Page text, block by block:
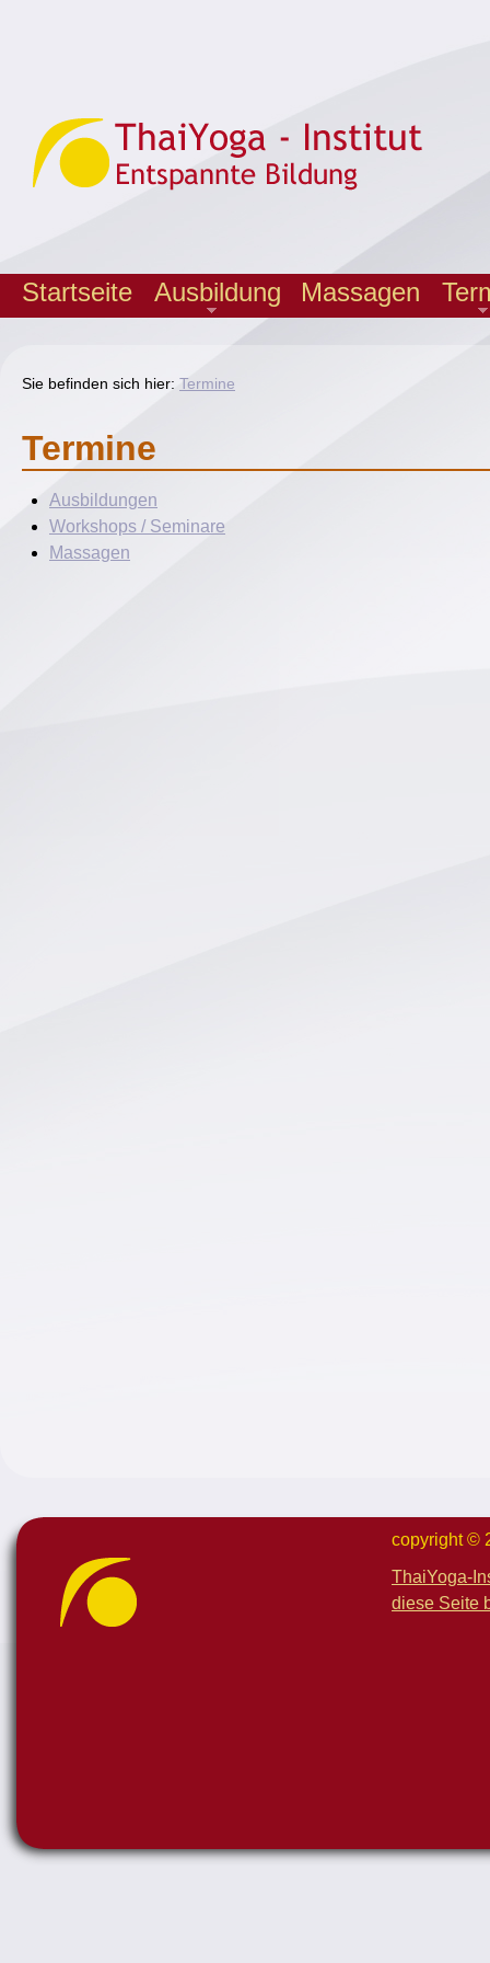
Startseite Ausbildung Massagen
Sie befinden sich hier: Termine
Termine
Ausbildungen
Workshops / Seminare
Massagen
copyright ©
ThaiYoga-
diese Seite